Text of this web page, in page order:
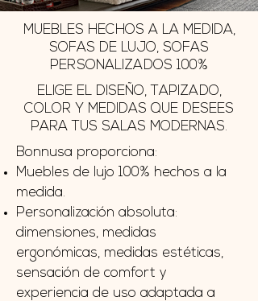
MUEBLES HECHOS A LA MEDIDA,
SOFAS DE LUJO, SOFAS
PERSONALIZADOS 100%
ELIGE EL DISEÑO, TAPIZADO,
COLOR Y MEDIDAS QUE DESEES
PARA TUS SALAS MODERNAS.
Bonnusa proporciona:
Muebles de lujo 100% hechos a la
medida.
Personalización absoluta:
dimensiones, medidas
ergonómicas, medidas estéticas,
sensación de comfort y
experiencia de uso adaptada a